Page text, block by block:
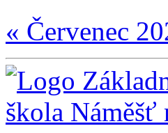
« Červenec